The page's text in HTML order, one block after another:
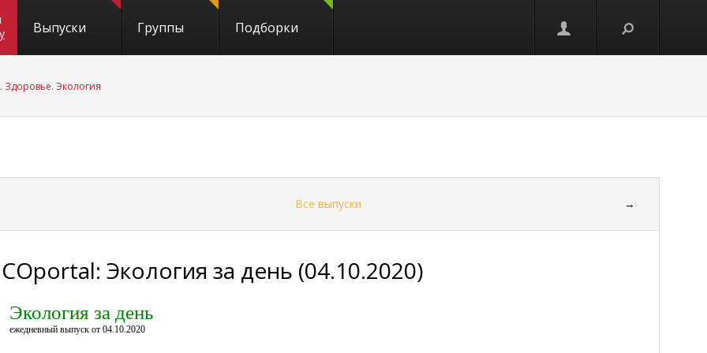
Выпуски Группы Подборки
Здоровье. Экология
Все выпуски →
Экология за день (04.10.2020)
Экология за день
ежедневный выпуск от 04.10.2020